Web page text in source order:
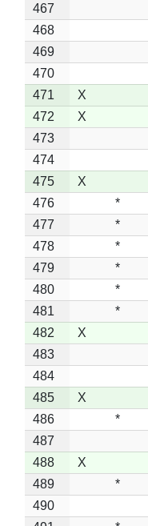
467
468
469
470
471
X
472
X
473
474
475
X
476
*
477
*
478
*
479
*
480
*
481
*
482
X
483
484
485
X
486
*
487
488
X
489
*
490